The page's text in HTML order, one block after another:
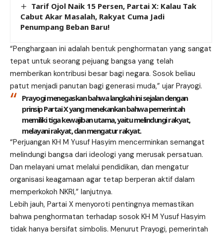
Tarif Ojol Naik 15 Persen, Partai X: Kalau Tak
Cabut Akar Masalah, Rakyat Cuma Jadi
Penumpang Beban Baru!
“Penghargaan ini adalah bentuk penghormatan yang sangat
tepat untuk seorang pejuang bangsa yang telah
memberikan kontribusi besar bagi negara. Sosok beliau
patut menjadi panutan bagi generasi muda,” ujar Prayogi.
Prayogi menegaskan bahwa langkah ini sejalan dengan
prinsip Partai X yang menekankan bahwa pemerintah
memiliki tiga kewajiban utama, yaitu melindungi rakyat,
melayani rakyat, dan mengatur rakyat.
“Perjuangan KH M Yusuf Hasyim mencerminkan semangat
melindungi bangsa dari ideologi yang merusak persatuan.
Dan melayani umat melalui pendidikan, dan mengatur
organisasi keagamaan agar tetap berperan aktif dalam
memperkokoh NKRI,” lanjutnya.
Lebih jauh, Partai X menyoroti pentingnya memastikan
bahwa penghormatan terhadap sosok KH M Yusuf Hasyim
tidak hanya bersifat simbolis. Menurut Prayogi, pemerintah